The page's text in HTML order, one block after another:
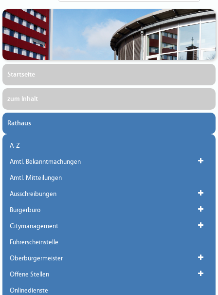
Startseite
zum Inhalt
Rathaus
A-Z
Amtl. Bekanntmachungen
Amtl. Mitteilungen
Ausschreibungen
Bürgerbüro
Citymanagement
Führerscheinstelle
Oberbürgermeister
Offene Stellen
Onlinedienste